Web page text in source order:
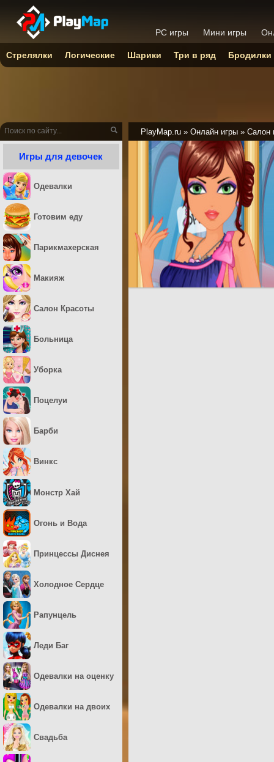
PlayMap.ru » Онлайн игры » Салон
Игры для девочек
Одевалки
Готовим еду
Парикмахерская
Макияж
Салон Красоты
Больница
Уборка
Поцелуи
Барби
Винкс
Монстр Хай
Огонь и Вода
Принцессы Диснея
Холодное Сердце
Рапунцель
Леди Баг
Одевалки на оценку
Одевалки на двоих
Свадьба
PC игры Мини игры
Стрелялки Логические Шарики Три в ряд Бродилки